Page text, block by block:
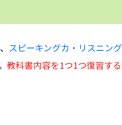
スピーキングカ・リスニン
教科書内容を1つ1つ復習する